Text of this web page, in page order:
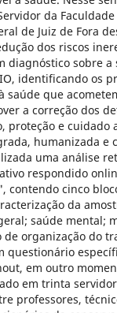
da
de Juiz de Fora
dos riscos
diagnóstico sobre a
identificando os
saúde que
a correção dos
proteção e cuidado
humanizada e
uma análise
respondido
contendo cinco
da
saúde mental;
de organização do
questionário
em outro
em trinta
professores,